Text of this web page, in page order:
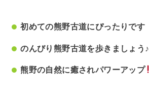
初めての熊野古道にぴったりです
のんびり熊野古道を歩きましょう♪
熊野の自然に癒されパワーアップ